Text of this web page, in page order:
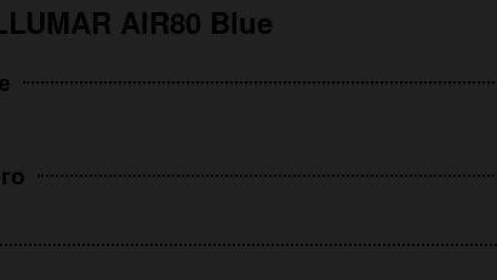
AIR80 Blue